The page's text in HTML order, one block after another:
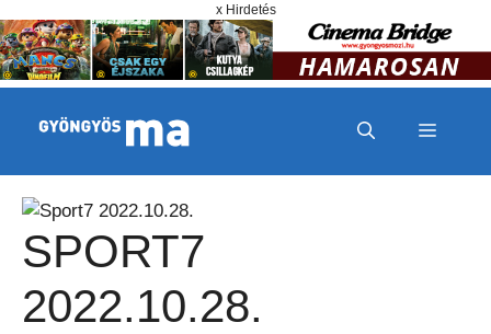
x Hirdetés
MENÜ
SPORT7
2022.10.28.